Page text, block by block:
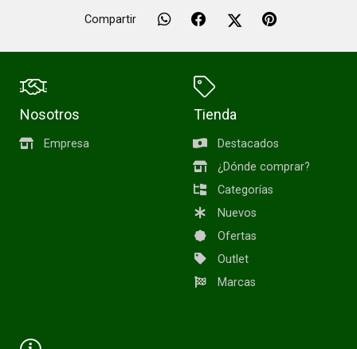
Compartir
Nosotros
Empresa
Tienda
Destacados
¿Dónde comprar?
Categorías
Nuevos
Ofertas
Outlet
Marcas